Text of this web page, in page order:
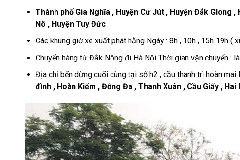
Thành phố Gia Nghĩa , Huyện Cư Jút , Huyện Đắk Glong
Nô , Huyện Tuy Đức
Các khung giờ xe xuất phát hằng Ngày : 8h , 10h , 15h 19h (
Chuyển hàng từ Đắk Nông đi Hà Nội Thời gian vận chuyển :
Địa chỉ bến dừng cuối cùng tại số h2 , cầu thanh trì hoàn
đình , Hoàn Kiếm , Đống Đa , Thanh Xuân , Cầu Giấy , Hai